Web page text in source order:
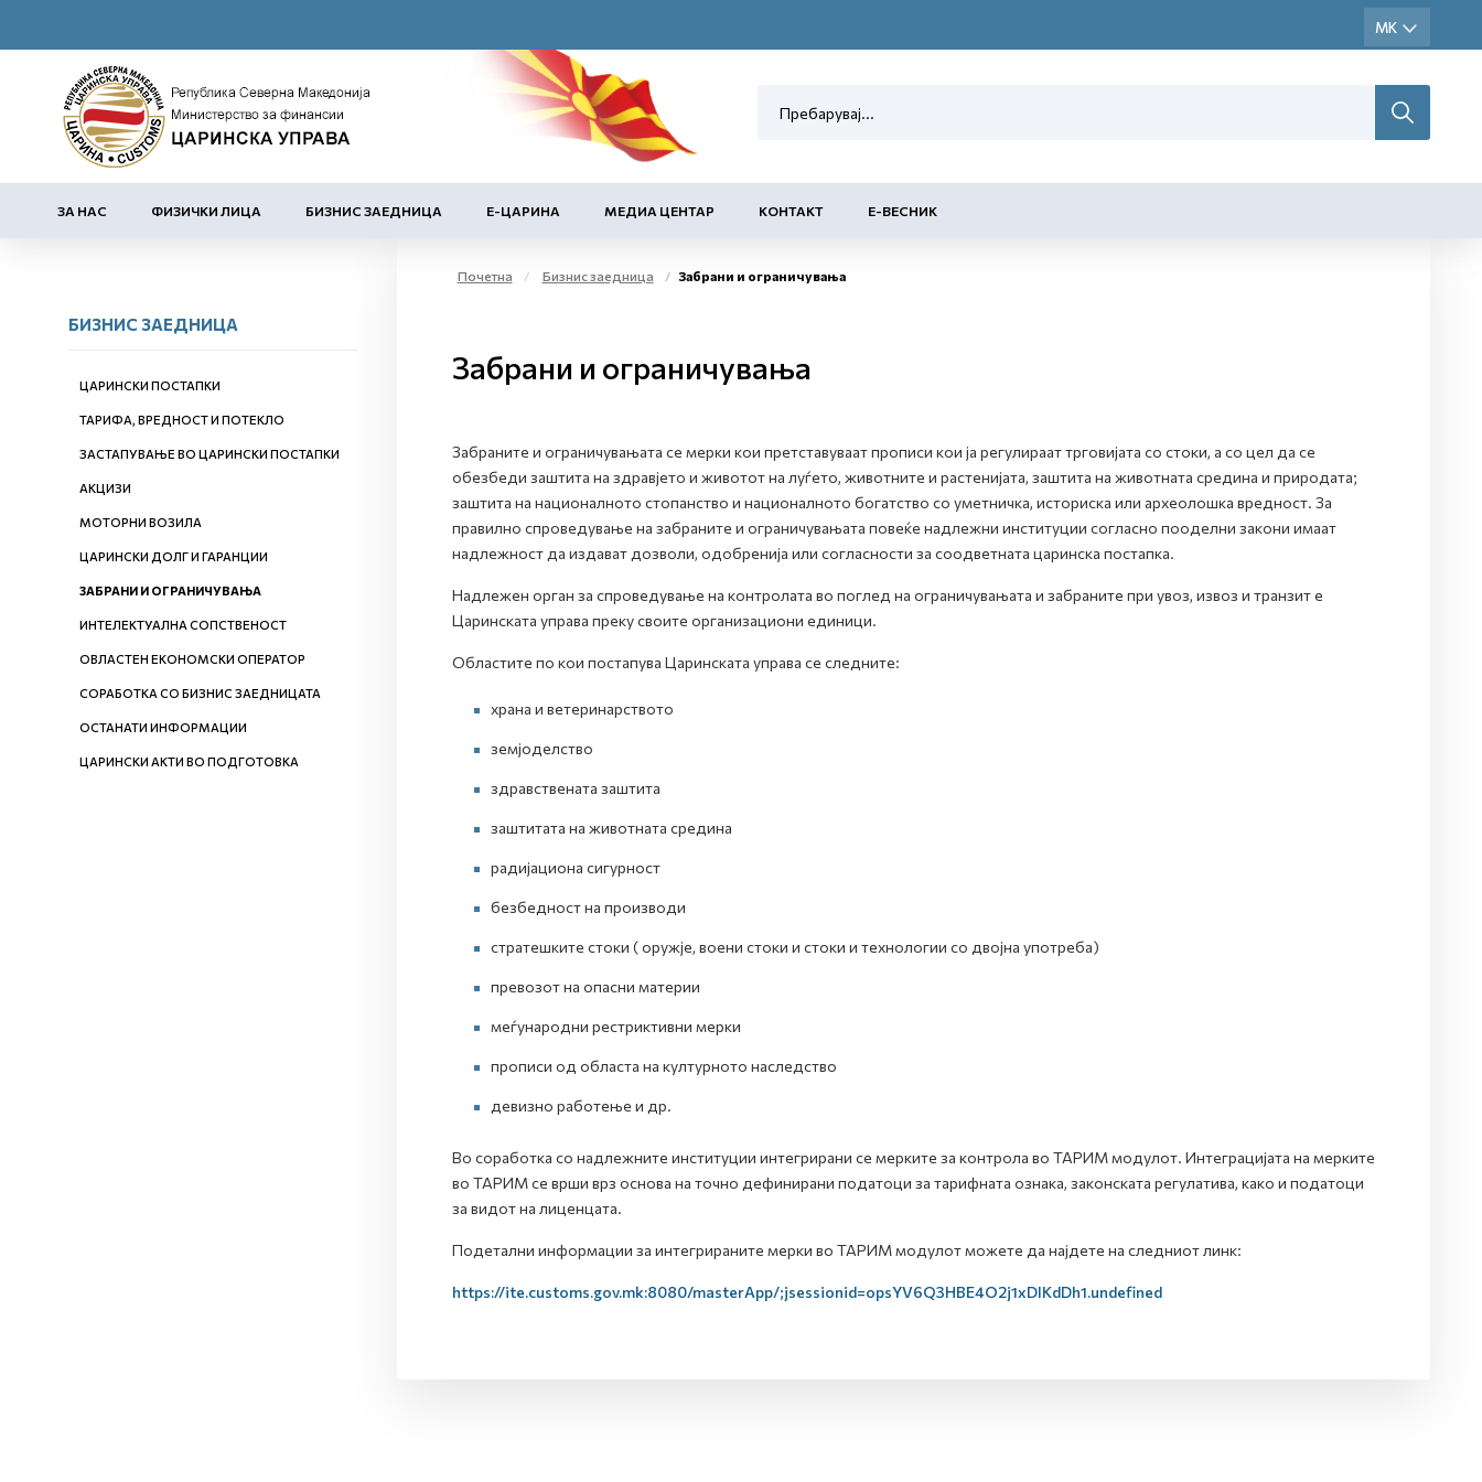
ЗА НАС ФИЗИЧКИ ЛИЦА БИЗНИС ЗАЕДНИЦА Е-ЦАРИНА МЕДИА ЦЕНТАР КОНТАКТ Е-ВЕСНИК
БИЗНИС ЗАЕДНИЦА
ЦАРИНСКИ ПОСТАПКИ
ТАРИФА, ВРЕДНОСТ И ПОТЕКЛО
ЗАСТАПУВАЊЕ ВО ЦАРИНСКИ ПОСТАПКИ
АКЦИЗИ
МОТОРНИ ВОЗИЛА
ЦАРИНСКИ ДОЛГ И ГАРАНЦИИ
ЗАБРАНИ И ОГРАНИЧУВАЊА
ИНТЕЛЕКТУАЛНА СОПСТВЕНОСТ
ОВЛАСТЕН ЕКОНОМСКИ ОПЕРАТОР
СОРАБОТКА СО БИЗНИС ЗАЕДНИЦАТА
ОСТАНАТИ ИНФОРМАЦИИ
ЦАРИНСКИ АКТИ ВО ПОДГОТОВКА
Почетна Бизнис заедница Забрани и ограничувања
Забрани и ограничувања
Забраните и ограничувањата се мерки кои претставуваат прописи кои ја регулираат трговијата со стоки, а со цел да се
обезбеди заштита на здравјето и животот на луѓето, животните и растенијата, заштита на животната средина и природата;
заштита на националното стопанство и националното богатство со уметничка, историска или археолошка вредност. За
правилно спроведување на забраните и ограничувањата повеќе надлежни институции согласно пооделни закони имаат
надлежност да издават дозволи, одобренија или согласности за соодветната царинска постапка.
Надлежен орган за спроведување на контролата во поглед на ограничувањата и забраните при увоз, извоз и транзит е
Царинската управа преку своите организациони единици.
Областите по кои постапува Царинската управа се следните:
храна и ветеринарството
земјоделство
здравствената заштита
заштитата на животната средина
радијациона сигурност
безбедност на производи
стратешките стоки ( оружје, воени стоки и стоки и технологии со двојна употреба)
превозот на опасни материи
меѓународни рестриктивни мерки
прописи од областа на културното наследство
девизно работење и др.
Во соработка со надлежните институции интегрирани се мерките за контрола во ТАРИМ модулот. Интеграцијата на мерките
во ТАРИМ се врши врз основа на точно дефинирани податоци за тарифната ознака, законската регулатива, како и податоци
за видот на лиценцата.
Подетални информации за интегрираните мерки во ТАРИМ модулот можете да најдете на следниот линк:
https://ite.customs.gov.mk:8080/masterApp/;jsessionid=opsYV6Q3HBE4O2j1xDlKdDh1.undefined